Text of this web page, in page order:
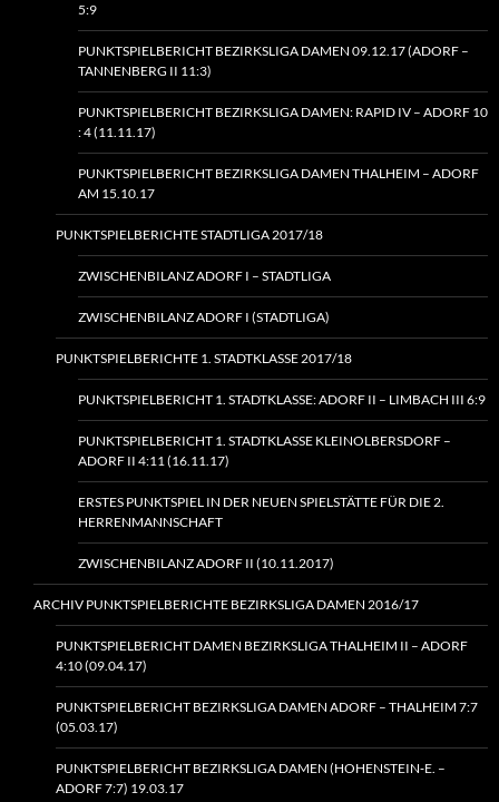
5:9
PUNKTSPIELBERICHT BEZIRKSLIGA DAMEN 09.12.17 (ADORF –
TANNENBERG II 11:3)
PUNKTSPIELBERICHT BEZIRKSLIGA DAMEN: RAPID IV – ADORF 10
: 4 (11.11.17)
PUNKTSPIELBERICHT BEZIRKSLIGA DAMEN THALHEIM – ADORF
AM 15.10.17
PUNKTSPIELBERICHTE STADTLIGA 2017/18
ZWISCHENBILANZ ADORF I – STADTLIGA
ZWISCHENBILANZ ADORF I (STADTLIGA)
PUNKTSPIELBERICHTE 1. STADTKLASSE 2017/18
PUNKTSPIELBERICHT 1. STADTKLASSE: ADORF II – LIMBACH III 6:9
PUNKTSPIELBERICHT 1. STADTKLASSE KLEINOLBERSDORF –
ADORF II 4:11 (16.11.17)
ERSTES PUNKTSPIEL IN DER NEUEN SPIELSTÄTTE FÜR DIE 2.
HERRENMANNSCHAFT
ZWISCHENBILANZ ADORF II (10.11.2017)
ARCHIV PUNKTSPIELBERICHTE BEZIRKSLIGA DAMEN 2016/17
PUNKTSPIELBERICHT DAMEN BEZIRKSLIGA THALHEIM II – ADORF
4:10 (09.04.17)
PUNKTSPIELBERICHT BEZIRKSLIGA DAMEN ADORF – THALHEIM 7:7
(05.03.17)
PUNKTSPIELBERICHT BEZIRKSLIGA DAMEN (HOHENSTEIN‑E. –
ADORF 7:7) 19.03.17